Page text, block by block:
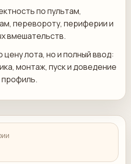
по пультам,
перевороту, периферии и
вмешательств.
цену лота, но и полный ввод:
монтаж, пуск и доведение